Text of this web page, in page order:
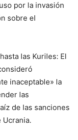
por la invasión
sobre el
las Kuriles: El
inaceptable» la
las
de las sanciones
Ucrania.